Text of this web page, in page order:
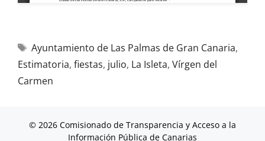
Ayuntamiento de Las Palmas de Gran Canaria,
Estimatoria, fiestas, julio, La Isleta, Vírgen del
Carmen
© 2026 Comisionado de Transparencia y Acceso a la
Información Pública de Canarias